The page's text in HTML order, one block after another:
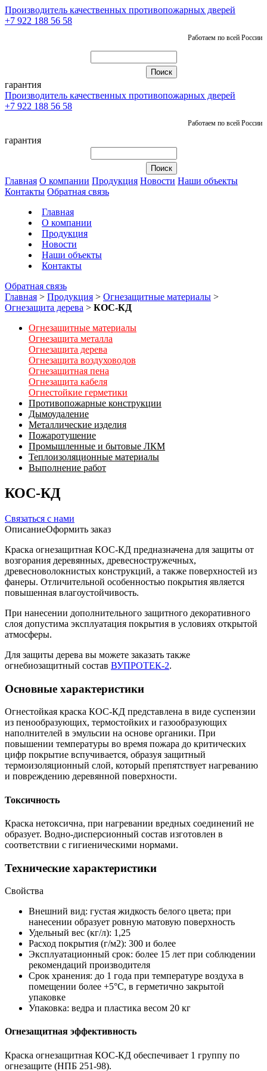
Производитель качественных противопожарных дверей
+7 922 188 56 58
Работаем по всей России
гарантия
Производитель качественных противопожарных дверей
+7 922 188 56 58
Работаем по всей России
гарантия
Главная О компании Продукция Новости Наши объекты
Контакты Обратная связь
Главная
О компании
Продукция
Новости
Наши объекты
Контакты
Обратная связь
Главная > Продукция > Огнезащитные материалы >
Огнезащита дерева > КОС-КД
Огнезащитные материалы
Огнезащита металла
Огнезащита дерева
Огнезащита воздуховодов
Огнезащитная пена
Огнезащита кабеля
Огнестойкие герметики
Противопожарные конструкции
Дымоудаление
Металлические изделия
Пожаротушение
Промышленные и бытовые ЛКМ
Теплоизоляционные материалы
Выполнение работ
КОС-КД
Связаться с нами
ОписаниеОформить заказ
Краска огнезащитная КОС-КД предназначена для защиты от
возгорания деревянных, древесностружечных,
древесноволокнистых конструкций, а также поверхностей из
фанеры. Отличительной особенностью покрытия является
повышенная влагоустойчивость.
При нанесении дополнительного защитного декоративного
слоя допустима эксплуатация покрытия в условиях открытой
атмосферы.
Для защиты дерева вы можете заказать также
огнебиозащитный состав ВУПРОТЕК-2.
Основные характеристики
Огнестойкая краска КОС-КД представлена в виде суспензии
из пенообразующих, термостойких и газообразующих
наполнителей в эмульсии на основе органики. При
повышении температуры во время пожара до критических
цифр покрытие вспучивается, образуя защитный
термоизоляционный слой, который препятствует нагреванию
и повреждению деревянной поверхности.
Токсичность
Краска нетоксична, при нагревании вредных соединений не
образует. Водно-дисперсионный состав изготовлен в
соответствии с гигиеническими нормами.
Технические характеристики
Свойства
Внешний вид: густая жидкость белого цвета; при
нанесении образует ровную матовую поверхность
Удельный вес (кг/л): 1,25
Расход покрытия (г/м2): 300 и более
Эксплуатационный срок: более 15 лет при соблюдении
рекомендаций производителя
Срок хранения: до 1 года при температуре воздуха в
помещении более +5°C, в герметично закрытой
упаковке
Упаковка: ведра и пластика весом 20 кг
Огнезащитная эффективность
Краска огнезащитная КОС-КД обеспечивает 1 группу по
огнезащите (НПБ 251-98).